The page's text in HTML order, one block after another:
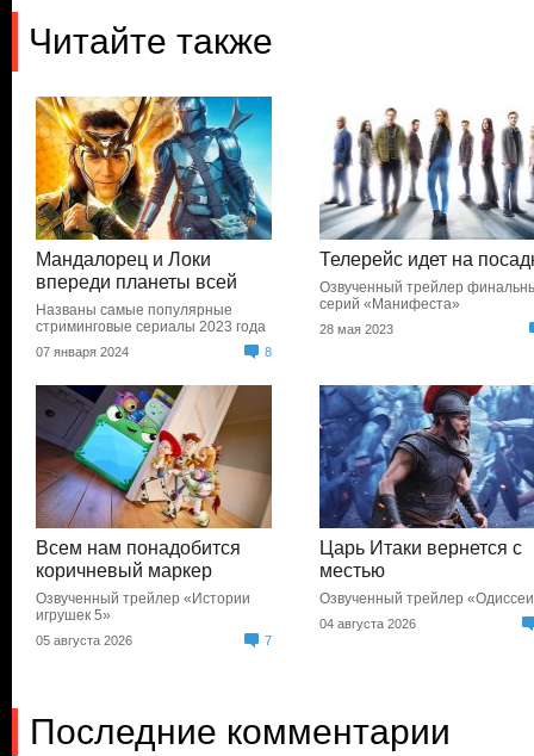
Читайте также
Мандалорец и Локи
впереди планеты всей
Названы самые популярные
стриминговые сериалы 2023 года
07 января 2024 8
Телерейс идет на
Озвученный трейлер
серий «Манифеста»
28 мая 2023
Всем нам понадобится
коричневый маркер
Озвученный трейлер «Истории
игрушек 5»
05 августа 2026 7
Царь Итаки вернется с
местью
Озвученный трейлер
04 августа 2026
Последние комментарии